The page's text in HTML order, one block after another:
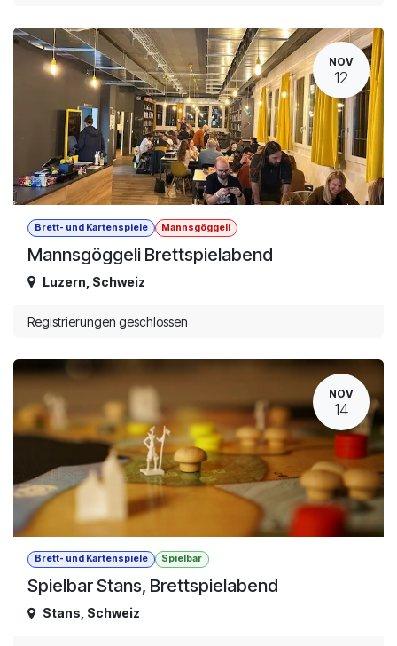
NOV
12
Brett- und Kartenspiele Mannsgöggeli
Mannsgöggeli Brettspielabend
Luzern Schweiz
Registrierungen geschlossen
NOV
14
Brett- und Kartenspiele Spielbar
Spielbar Stans, Brettspielabend
Stans Schweiz